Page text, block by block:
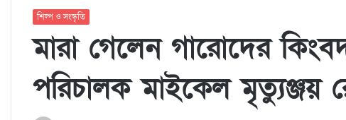
শিল্প ও সংস্কৃতি
মারা গেলেন গারোদের
পরিচালক মাইকেল মৃত্যুঞ্জয়